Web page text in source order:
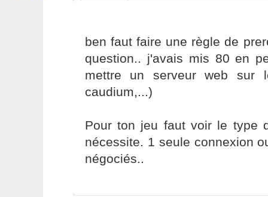
ben faut faire une règle de
question.. j'avais mis 80 en
mettre un serveur web sur
caudium,...)
Pour ton jeu faut voir le type
nécessite. 1 seule connexion
négociés..